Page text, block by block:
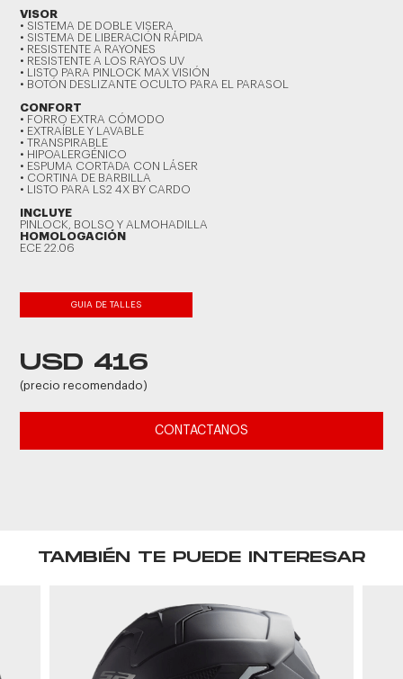
VISOR
• SISTEMA DE DOBLE VISERA
• SISTEMA DE LIBERACIÓN RÁPIDA
• RESISTENTE A RAYONES
• RESISTENTE A LOS RAYOS UV
• LISTO PARA PINLOCK MAX VISIÓN
• BOTÓN DESLIZANTE OCULTO PARA EL PARASOL
CONFORT
• FORRO EXTRA CÓMODO
• EXTRAÍBLE Y LAVABLE
• TRANSPIRABLE
• HIPOALERGÉNICO
• ESPUMA CORTADA CON LÁSER
• CORTINA DE BARBILLA
• LISTO PARA LS2 4X BY CARDO
INCLUYE
PINLOCK, BOLSO Y ALMOHADILLA
HOMOLOGACIÓN
ECE 22.06
GUIA DE TALLES
USD 416
(precio recomendado)
CONTACTANOS
TAMBIÉN TE PUEDE INTERESAR